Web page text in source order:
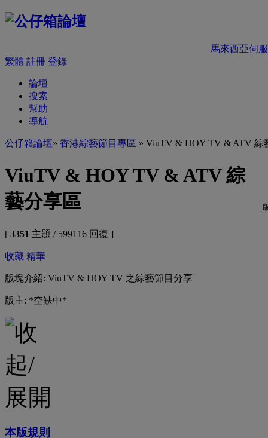
馬來西亞伺
繁體 註冊 登錄
論壇
搜索
幫助
導航
公仔箱論壇» 香港綜藝節目專區 » ViuTV & HOY TV & ATV 綜
ViuTV & HOY TV & ATV 綜
藝分享區
[ 3351 主題 / 599116 回復 ]
收藏 精華
版塊介紹: ViuTV & HOY TV 之綜藝節目分享
版主: *空缺中*
本版規則